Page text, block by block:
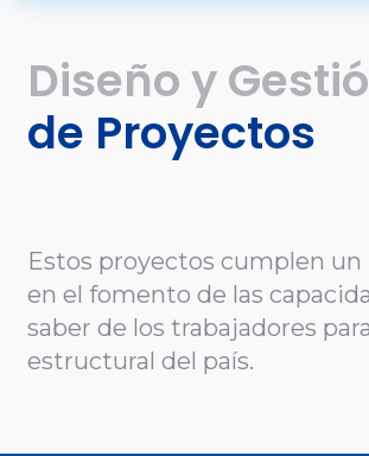
Diseño y
de Proyectos
Estos proyectos cumplen un
en el fomento de las
saber de los trabajadores
estructural del país.